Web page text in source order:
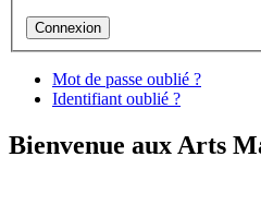
Mot de passe oublié ?
Identifiant oublié ?
Bienvenue aux Arts